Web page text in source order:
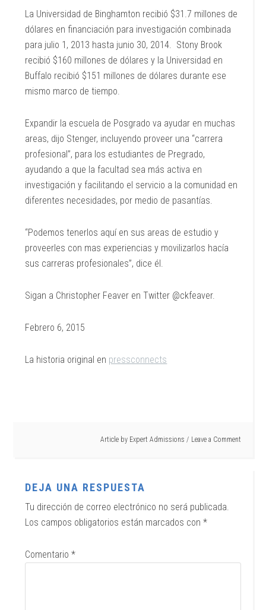
La Universidad de Binghamton recibió $31.7 millones de
dólares en financiación para investigación combinada
para julio 1, 2013 hasta junio 30, 2014. Stony Brook
recibió $160 millones de dólares y la Universidad en
Buffalo recibió $151 millones de dólares durante ese
mismo marco de tiempo.
Expandir la escuela de Posgrado va ayudar en muchas
areas, dijo Stenger, incluyendo proveer una “carrera
profesional”, para los estudiantes de Pregrado,
ayudando a que la facultad sea más activa en
investigación y facilitando el servicio a la comunidad en
diferentes necesidades, por medio de pasantías.
“Podemos tenerlos aquí en sus areas de estudio y
proveerles con mas experiencias y movilizarlos hacía
sus carreras profesionales”, dice él.
Sigan a Christopher Feaver en Twitter @ckfeaver.
Febrero 6, 2015
La historia original en pressconnects
Article by Expert Admissions Leave a Comment
DEJA UNA RESPUESTA
Tu dirección de correo electrónico no será publicada.
Los campos obligatorios están marcados con*
Comentario*